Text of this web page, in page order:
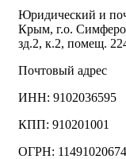
Юридический и
Крым, г.о.
зд.2, к.2, помещ.
Почтовый адрес
ИНН: 9102036595
КПП: 910201001
ОГРН: